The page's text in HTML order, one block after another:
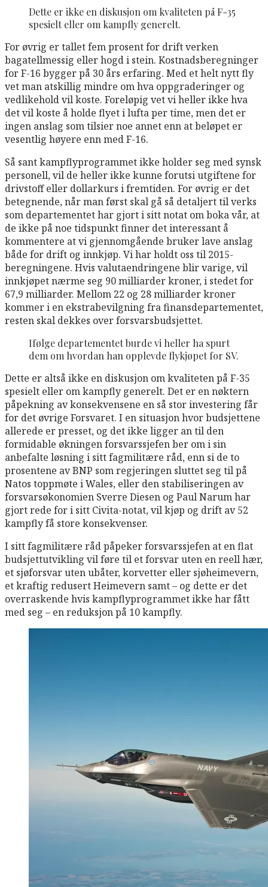
Dette er ikke en diskusjon om kvaliteten på F-35
spesielt eller om kampfly generelt.
For øvrig er tallet fem prosent for drift verken
bagatellmessig eller hogd i stein. Kostnadsberegninger
for F-16 bygger på 30 års erfaring. Med et helt nytt fly
vet man atskillig mindre om hva oppgraderinger og
vedlikehold vil koste. Foreløpig vet vi heller ikke hva
det vil koste å holde flyet i lufta per time, men det er
ingen anslag som tilsier noe annet enn at beløpet er
vesentlig høyere enn med F-16.
Så sant kampflyprogrammet ikke holder seg med synsk
personell, vil de heller ikke kunne forutsi utgiftene for
drivstoff eller dollarkurs i fremtiden. For øvrig er det
betegnende, når man først skal gå så detaljert til verks
som departementet har gjort i sitt notat om boka vår, at
de ikke på noe tidspunkt finner det interessant å
kommentere at vi gjennomgående bruker lave anslag
både for drift og innkjøp. Vi har holdt oss til 2015-
beregningene. Hvis valutaendringene blir varige, vil
innkjøpet nærme seg 90 milliarder kroner, i stedet for
67,9 milliarder. Mellom 22 og 28 milliarder kroner
kommer i en ekstrabevilgning fra finansdepartementet,
resten skal dekkes over forsvarsbudsjettet.
Ifølge departementet burde vi heller ha spurt
dem om hvordan han opplevde flykjøpet for SV.
Dette er altså ikke en diskusjon om kvaliteten på F-35
spesielt eller om kampfly generelt. Det er en nøktern
påpekning av konsekvensene en så stor investering får
for det øvrige Forsvaret. I en situasjon hvor budsjettene
allerede er presset, og det ikke ligger an til den
formidable økningen forsvarssjefen ber om i sin
anbefalte løsning i sitt fagmilitære råd, enn si de to
prosentene av BNP som regjeringen sluttet seg til på
Natos toppmøte i Wales, eller den stabiliseringen av
forsvarsøkonomien Sverre Diesen og Paul Narum har
gjort rede for i sitt Civita-notat, vil kjøp og drift av 52
kampfly få store konsekvenser.
I sitt fagmilitære råd påpeker forsvarssjefen at en flat
budsjettutvikling vil føre til et forsvar uten en reell hær,
et sjøforsvar uten ubåter, korvetter eller sjøheimevern,
et kraftig redusert Heimevern samt – og dette er det
overraskende hvis kampflyprogrammet ikke har fått
med seg – en reduksjon på 10 kampfly.